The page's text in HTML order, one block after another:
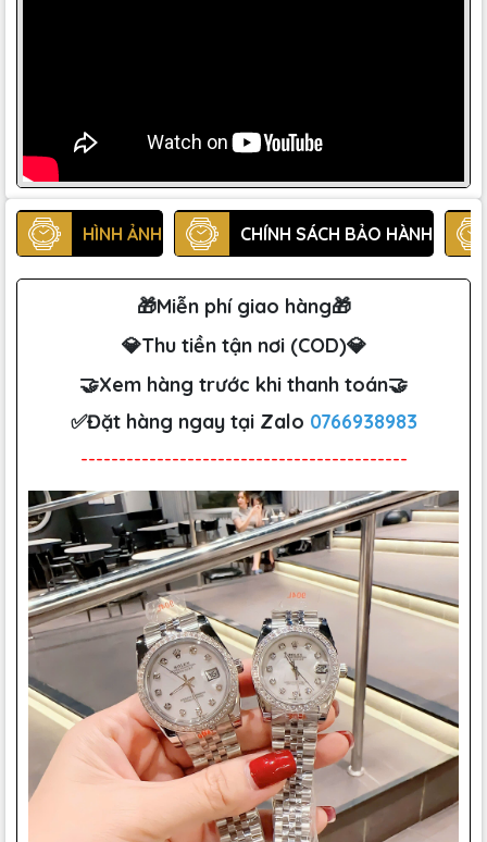
HÌNH ẢNH CHÍNH SÁCH BẢO HÀNH
🎁Miễn phí giao hàng🎁
💎Thu tiền tận nơi (COD)💎
🤝Xem hàng trước khi thanh toán🤝
✅Đặt hàng ngay tại Zalo 0766938983
-------------------------------------------